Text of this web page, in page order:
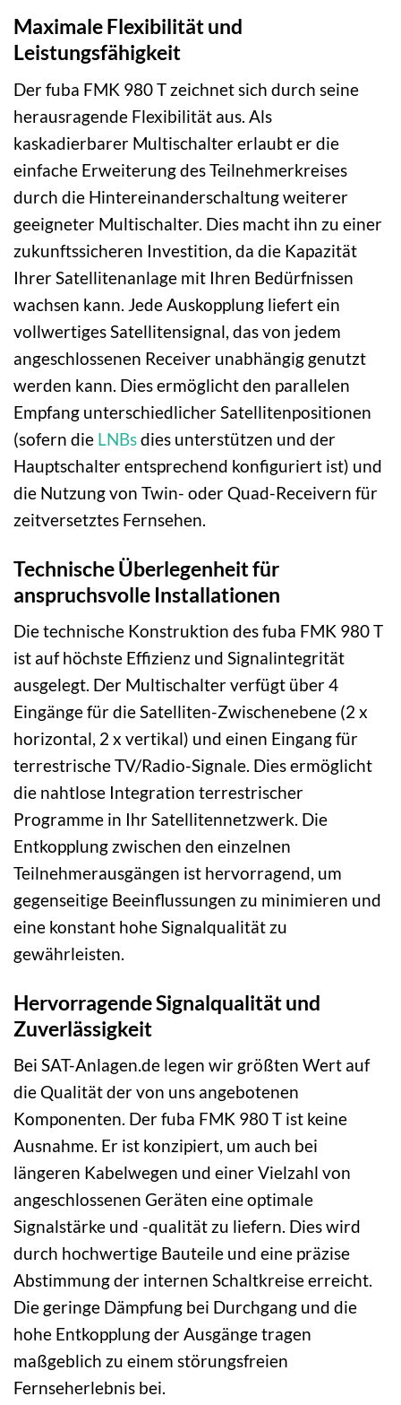
Maximale Flexibilität und
Leistungsfähigkeit
Der fuba FMK 980 T zeichnet sich durch seine
herausragende Flexibilität aus. Als
kaskadierbarer Multischalter erlaubt er die
einfache Erweiterung des Teilnehmerkreises
durch die Hintereinanderschaltung weiterer
geeigneter Multischalter. Dies macht ihn zu einer
zukunftssicheren Investition, da die Kapazität
Ihrer Satellitenanlage mit Ihren Bedürfnissen
wachsen kann. Jede Auskopplung liefert ein
vollwertiges Satellitensignal, das von jedem
angeschlossenen Receiver unabhängig genutzt
werden kann. Dies ermöglicht den parallelen
Empfang unterschiedlicher Satellitenpositionen
(sofern die LNBsdies unterstützen und der
Hauptschalter entsprechend konfiguriert ist) und
die Nutzung von Twin- oder Quad-Receivern für
zeitversetztes Fernsehen.
Technische Überlegenheit für
anspruchsvolle Installationen
Die technische Konstruktion des fuba FMK 980 T
ist auf höchste Effizienz und Signalintegrität
ausgelegt. Der Multischalter verfügt über 4
Eingänge für die Satelliten-Zwischenebene (2 x
horizontal, 2 x vertikal) und einen Eingang für
terrestrische TV/Radio-Signale. Dies ermöglicht
die nahtlose Integration terrestrischer
Programme in Ihr Satellitennetzwerk. Die
Entkopplung zwischen den einzelnen
Teilnehmerausgängen ist hervorragend, um
gegenseitige Beeinflussungen zu minimieren und
eine konstant hohe Signalqualität zu
gewährleisten.
Hervorragende Signalqualität und
Zuverlässigkeit
Bei SAT-Anlagen.de legen wir größten Wert auf
die Qualität der von uns angebotenen
Komponenten. Der fuba FMK 980 T ist keine
Ausnahme. Er ist konzipiert, um auch bei
längeren Kabelwegen und einer Vielzahl von
angeschlossenen Geräten eine optimale
Signalstärke und -qualität zu liefern. Dies wird
durch hochwertige Bauteile und eine präzise
Abstimmung der internen Schaltkreise erreicht.
Die geringe Dämpfung bei Durchgang und die
hohe Entkopplung der Ausgänge tragen
maßgeblich zu einem störungsfreien
Fernseherlebnis bei.